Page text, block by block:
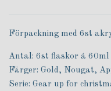
Förpackning med 6st
Antal: 6st flaskor á 60ml
Färger: Gold, Nougat,
Serie: Gear up for